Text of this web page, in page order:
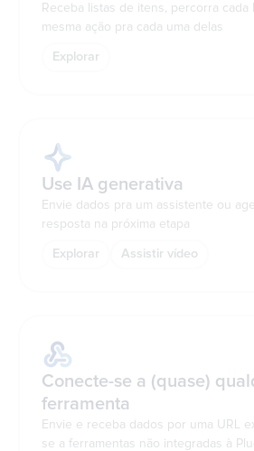
Receba listas de itens, percorra cada
mesma ação pra cada uma delas
Explorar
Use IA generativa
Envie dados pra um assistente ou
resposta na próxima etapa
Explorar Assistir vídeo
Conecte-se a (quase)
ferramenta
Envie e receba dados por uma URL
se a ferramentas não integradas à